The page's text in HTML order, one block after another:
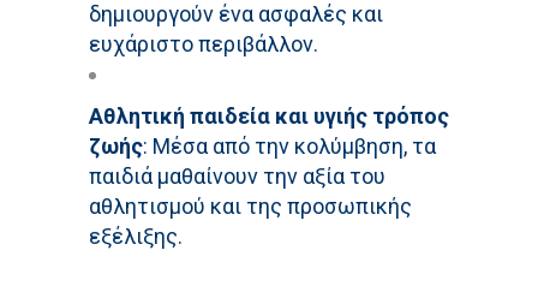
δημιουργούν ένα ασφαλές και
ευχάριστο περιβάλλον.
Αθλητική παιδεία και υγιής τρόπος
ζωής: Μέσα από την κολύμβηση, τα
παιδιά μαθαίνουν την αξία του
αθλητισμού και της προσωπικής
εξέλιξης.